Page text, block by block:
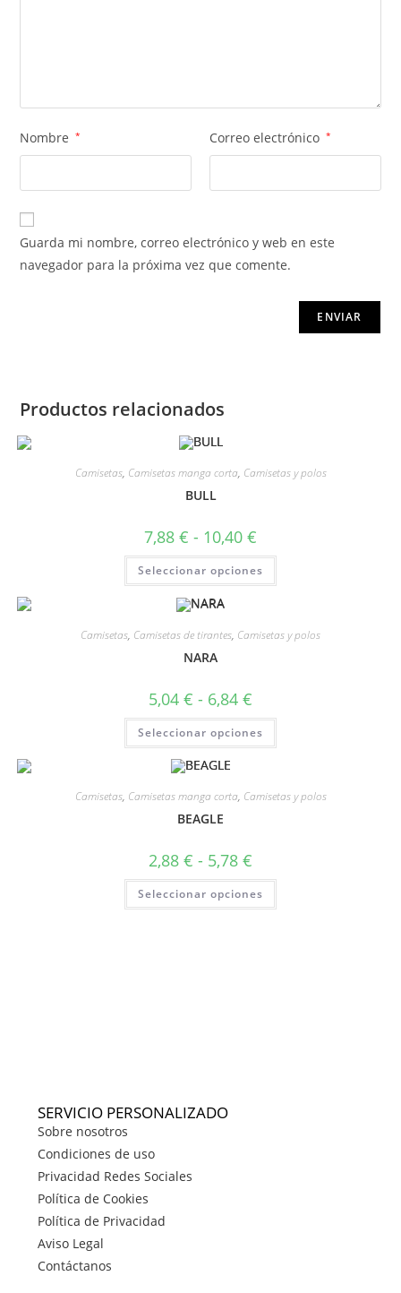
Nombre * Correo electrónico *
Guarda mi nombre, correo electrónico y web en este
navegador para la próxima vez que comente.
Productos relacionados
Camisetas, Camisetas manga corta, Camisetas y polos
BULL
7,88 € - 10,40 €
Seleccionar opciones
Camisetas, Camisetas de tirantes, Camisetas y polos
NARA
5,04 € - 6,84 €
Seleccionar opciones
Camisetas, Camisetas manga corta, Camisetas y polos
BEAGLE
2,88 € - 5,78 €
Seleccionar opciones
SERVICIO PERSONALIZADO
Sobre nosotros
Condiciones de uso
Privacidad Redes Sociales
Política de Cookies
Política de Privacidad
Aviso Legal
Contáctanos